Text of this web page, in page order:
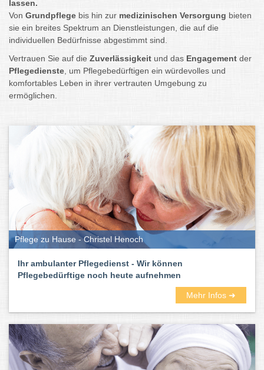
lassen.
Von Grundpflege bis hin zur medizinischen Versorgung bieten
sie ein breites Spektrum an Dienstleistungen, die auf die
individuellen Bedürfnisse abgestimmt sind.
Vertrauen Sie auf die Zuverlässigkeit und das Engagement der
Pflegedienste , um Pflegebedürftigen ein würdevolles und
komfortables Leben in ihrer vertrauten Umgebung zu
ermöglichen.
Pflege zu Hause - Christel Henoch
Ihr ambulanter Pflegedienst - Wir können
Pflegebedürftige noch heute aufnehmen
Mehr Infos ➜